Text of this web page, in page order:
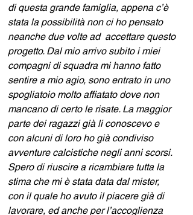
di questa grande famiglia, appena c’è
stata la possibilità non ci ho pensato
neanche due volte ad  accettare questo
progetto. Dal mio arrivo subito i miei
compagni di squadra mi hanno fatto
sentire a mio agio, sono entrato in uno
spogliatoio molto affiatato dove non
mancano di certo le risate. La maggior
parte dei ragazzi già li conoscevo e
con alcuni di loro ho già condiviso
avventure calcistiche negli anni scorsi.
Spero di riuscire a ricambiare tutta la
stima che mi è stata data dal mister,
con il quale ho avuto il piacere già di
lavorare, ed anche per l’accoglienza